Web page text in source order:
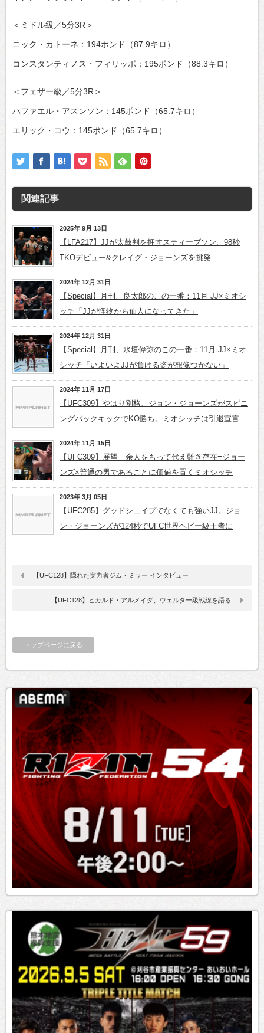
＜ミドル級／5分3R＞
ニック・カトーネ：194ポンド（87.9キロ）
コンスタンティノス・フィリッポ：195ポンド（88.3キロ）
＜フェザー級／5分3R＞
ハファエル・アスンソン：145ポンド（65.7キロ）
エリック・コウ：145ポンド（65.7キロ）
関連記事
2025年 9月 13日
【LFA217】JJが太鼓判を押すスティーブソン、98秒
TKOデビュー&クレイグ・ジョーンズを挑発
2024年 12月 31日
【Special】月刊、良太郎のこの一番：11月 JJ×ミオシ
ッチ「JJが怪物から仙人になってきた」
2024年 12月 31日
【Special】月刊、水垣偉弥のこの一番：11月 JJ×ミオ
シッチ「いよいよJJが負ける姿が想像つかない」
2024年 11月 17日
【UFC309】やはり別格、ジョン・ジョーンズがスピニ
ングバックキックでKO勝ち。ミオシッチは引退宣言
2024年 11月 15日
【UFC309】展望 余人をもって代え難き存在=ジョー
ンズ×普通の男であることに価値を置くミオシッチ
2023年 3月 05日
【UFC285】グッドシェイプでなくても強いJJ。ジョ
ン・ジョーンズが124秒でUFC世界ヘビー級王者に
【UFC128】隠れた実力者ジム・ミラー インタビュー
【UFC128】ヒカルド・アルメイダ、ウェルター級戦線を語る
トップページに戻る